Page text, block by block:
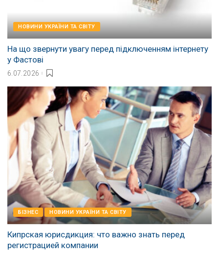
НОВИНИ УКРАЇНИ ТА СВІТУ
На що звернути увагу перед підключенням інтернету
у Фастові
6.07.2026
БІЗНЕС НОВИНИ УКРАЇНИ ТА СВІТУ
Кипрская юрисдикция: что важно знать перед
регистрацией компании